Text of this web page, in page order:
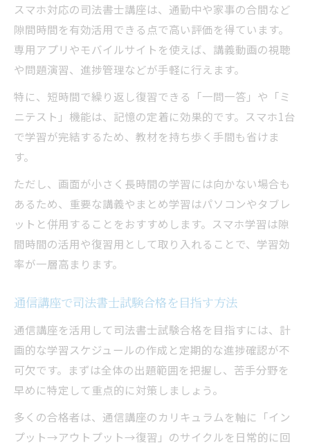
スマホ対応の司法書士講座は、通勤中や家事の合間など
隙間時間を有効活用できる点で高い評価を得ています。
専用アプリやモバイルサイトを使えば、講義動画の視聴
や問題演習、進捗管理などが手軽に行えます。
特に、短時間で繰り返し復習できる「一問一答」や「ミ
ニテスト」機能は、記憶の定着に効果的です。スマホ1台
で学習が完結するため、教材を持ち歩く手間も省けま
す。
ただし、画面が小さく長時間の学習には向かない場合も
あるため、重要な講義やまとめ学習はパソコンやタブレ
ットと併用することをおすすめします。スマホ学習は隙
間時間の活用や復習用として取り入れることで、学習効
率が一層高まります。
通信講座で司法書士試験合格を目指す方法
通信講座を活用して司法書士試験合格を目指すには、計
画的な学習スケジュールの作成と定期的な進捗確認が不
可欠です。まずは全体の出題範囲を把握し、苦手分野を
早めに特定して重点的に対策しましょう。
多くの合格者は、通信講座のカリキュラムを軸に「イン
プット→アウトプット→復習」のサイクルを日常的に回